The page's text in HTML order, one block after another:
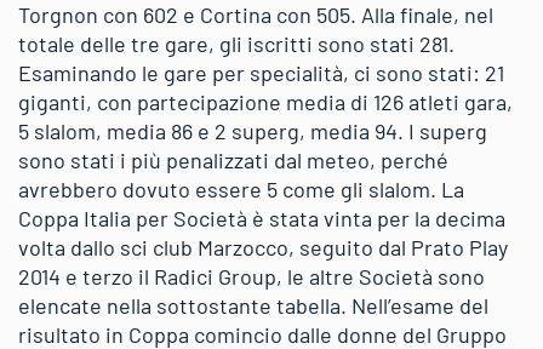
Torgnon con 602 e Cortina con 505. Alla finale, nel
totale delle tre gare, gli iscritti sono stati 281.
Esaminando le gare per specialità, ci sono stati: 21
giganti, con partecipazione media di 126 atleti gara,
5 slalom, media 86 e 2 superg, media 94. I superg
sono stati i più penalizzati dal meteo, perché
avrebbero dovuto essere 5 come gli slalom. La
Coppa Italia per Società è stata vinta per la decima
volta dallo sci club Marzocco, seguito dal Prato Play
2014 e terzo il Radici Group, le altre Società sono
elencate nella sottostante tabella. Nell’esame del
risultato in Coppa comincio dalle donne del Gruppo